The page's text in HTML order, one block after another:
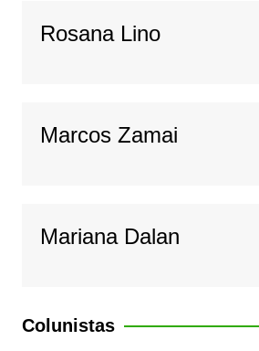
Rosana Lino
Marcos Zamai
Mariana Dalan
Colunistas